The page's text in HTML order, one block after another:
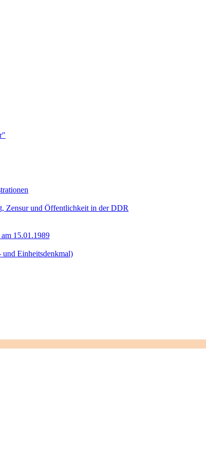
Zensur und Öffentlichkeit in der DDR
15.01.1989
Einheitsdenkmal)